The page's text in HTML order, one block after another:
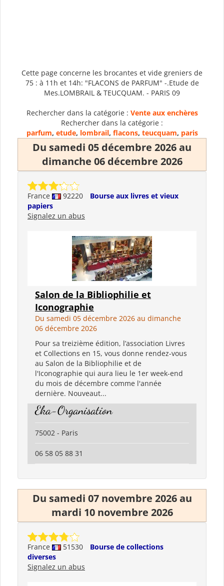
Cette page concerne les brocantes et vide greniers de
75 : à 11h et 14h: "FLACONS de PARFUM" -.Etude de
Mes.LOMBRAIL & TEUCQUAM. - PARIS 09
Rechercher dans la catégorie : Vente aux enchères
Rechercher dans la catégorie :
parfum, etude, lombrail, flacons, teucquam, paris
Du samedi 05 décembre 2026 au
dimanche 06 décembre 2026
France 92220
Bourse aux livres et vieux
papiers
Signalez un abus
Salon de la Bibliophilie et
Iconographie
Du samedi 05 décembre 2026 au dimanche
06 décembre 2026
Pour sa treizième édition, l’association Livres
et Collections en 15, vous donne rendez-vous
au Salon de la Bibliophilie et de
l'Iconographie qui aura lieu le 1er week-end
du mois de décembre comme l'année
dernière. Nouveaut...
Eka-Organisation
75002 - Paris
06 58 05 88 31
Du samedi 07 novembre 2026 au
mardi 10 novembre 2026
France 51530
Bourse de collections
diverses
Signalez un abus